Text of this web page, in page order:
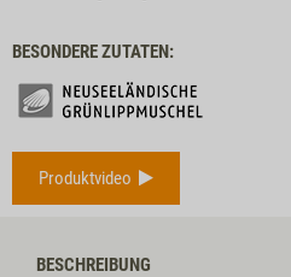
BESONDERE ZUTATEN:
Produktvideo
BESCHREIBUNG